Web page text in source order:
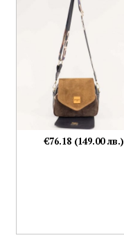
€76.18 (149.00 лв.)